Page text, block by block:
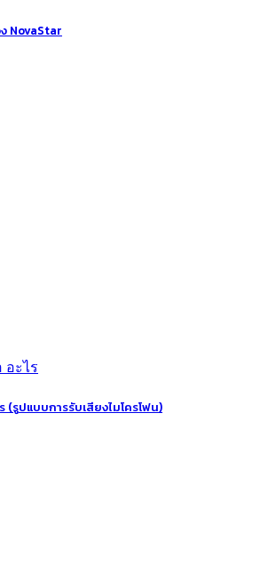
NovaStar
(รูปแบบการรับเสียงไมโครโฟน)